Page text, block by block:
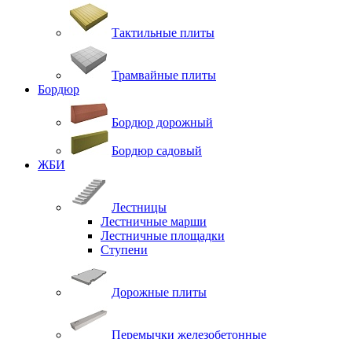
Тактильные плиты
Трамвайные плиты
Бордюр
Бордюр дорожный
Бордюр садовый
ЖБИ
Лестницы
Лестничные марши
Лестничные площадки
Ступени
Дорожные плиты
Перемычки железобетонные